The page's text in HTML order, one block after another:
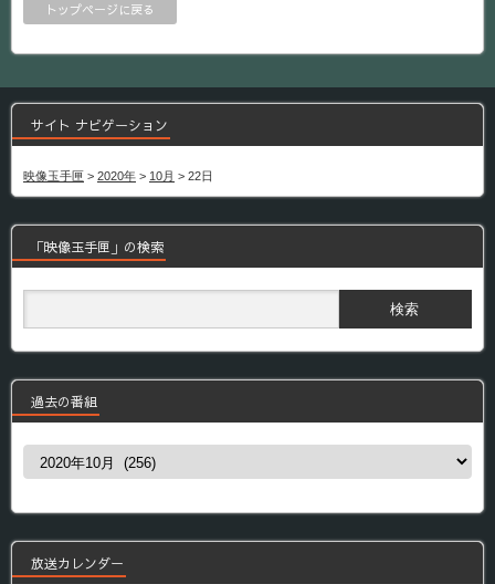
トップページに戻る
サイト ナビゲーション
映像玉手匣 > 2020年 > 10月 > 22日
「映像玉手匣」の検索
過去の番組
過
組
放送カレンダー